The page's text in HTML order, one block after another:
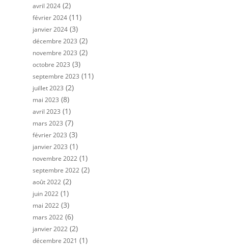
avril 2024 (2)
février 2024 (11)
janvier 2024 (3)
décembre 2023 (2)
novembre 2023 (2)
octobre 2023 (3)
septembre 2023 (11)
juillet 2023 (2)
mai 2023 (8)
avril 2023 (1)
mars 2023 (7)
février 2023 (3)
janvier 2023 (1)
novembre 2022 (1)
septembre 2022 (2)
août 2022 (2)
juin 2022 (1)
mai 2022 (3)
mars 2022 (6)
janvier 2022 (2)
décembre 2021 (1)